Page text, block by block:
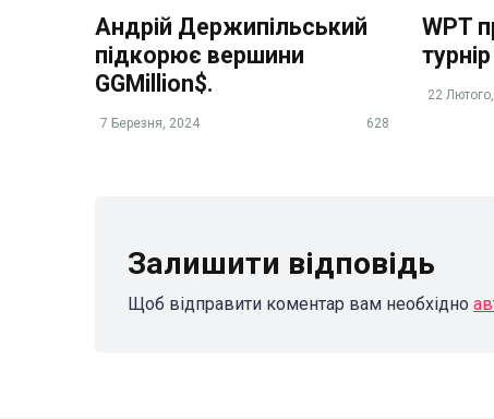
Андрій Держипільський
підкорює вершини
GGMillion$.
7 Березня, 2024 628
WPT
22
Залишити відповідь
Щоб відправити коментар вам необхідно